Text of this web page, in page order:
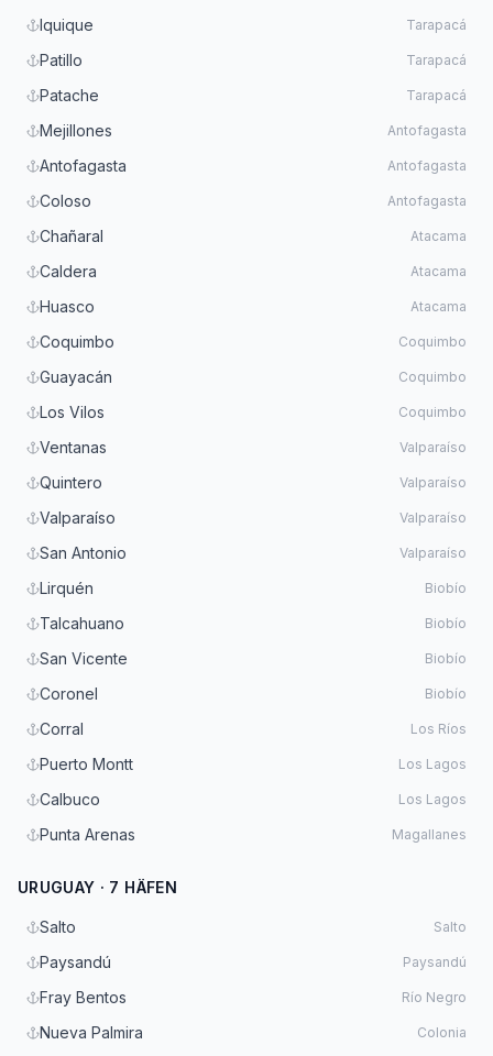
Iquique Tarapacá
Patillo Tarapacá
Patache Tarapacá
Mejillones Antofagasta
Antofagasta Antofagasta
Coloso Antofagasta
Chañaral Atacama
Caldera Atacama
Huasco Atacama
Coquimbo Coquimbo
Guayacán Coquimbo
Los Vilos Coquimbo
Ventanas Valparaíso
Quintero Valparaíso
Valparaíso Valparaíso
San Antonio Valparaíso
Lirquén Biobío
Talcahuano Biobío
San Vicente Biobío
Coronel Biobío
Corral Los Ríos
Puerto Montt Los Lagos
Calbuco Los Lagos
Punta Arenas Magallanes
URUGUAY · 7 HÄFEN
Salto Salto
Paysandú Paysandú
Fray Bentos Río Negro
Nueva Palmira Colonia